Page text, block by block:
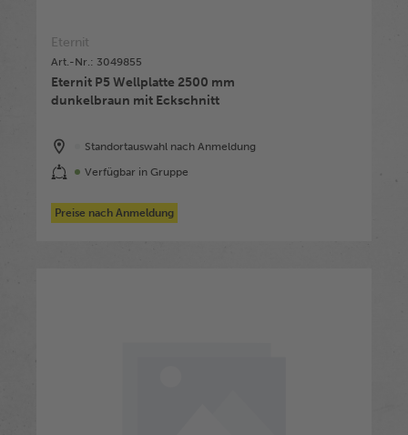
Eternit
Art.-Nr.: 3049855
Eternit P5 Wellplatte 2500 mm
dunkelbraun mit Eckschnitt
Standortauswahl nach Anmeldung
Verfügbar in Gruppe
Preise nach Anmeldung